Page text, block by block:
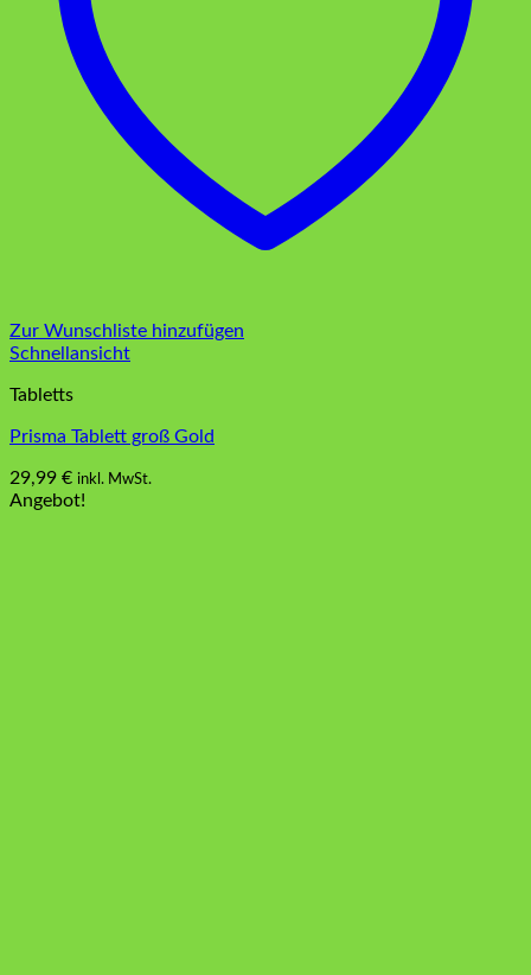
Zur Wunschliste hinzufügen
Schnellansicht
Tabletts
Prisma Tablett groß Gold
29,99 € inkl. MwSt.
Angebot!